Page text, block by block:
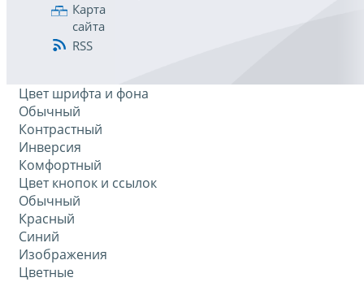
Карта
сайта
RSS
Цвет шрифта и фона
Обычный
Контрастный
Инверсия
Комфортный
Цвет кнопок и ссылок
Обычный
Красный
Синий
Изображения
Цветные